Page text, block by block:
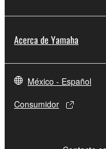
Acerca de Yamaha
México - Español
Consumidor